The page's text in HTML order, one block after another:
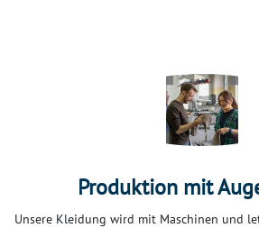
Produktion mit
Unsere Kleidung wird mit Maschinen und